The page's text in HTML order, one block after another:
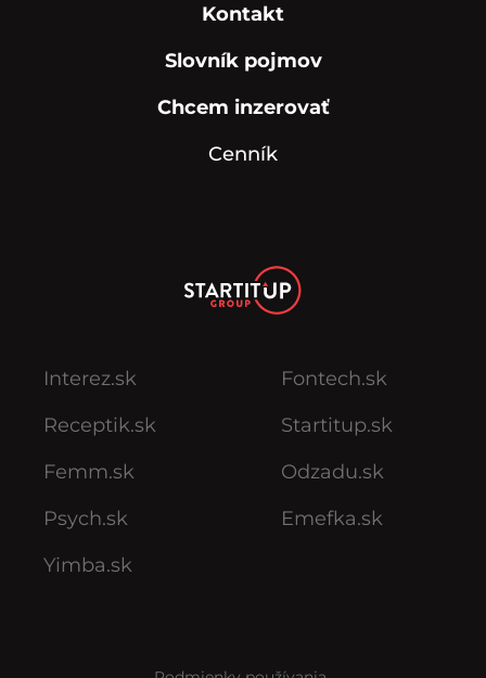
Kontakt
Slovník pojmov
Chcem inzerovať
Cenník
Interez.sk
Receptik.sk
Femm.sk
Psych.sk
Yimba.sk
Fontech.sk
Startitup.sk
Odzadu.sk
Emefka.sk